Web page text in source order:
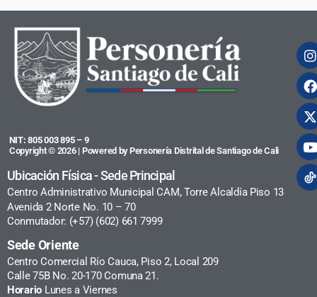
NIT: 805 003 895 – 9
Copyright © 2026 | Powered by Personería Distrital de Santiago de Cali
Ubicación Física - Sede Principal
Centro Administrativo Municipal CAM, Torre Alcaldía Piso 13
Avenida 2 Norte No. 10 – 70
Conmutador: (+57) (602) 661 7999
Sede Oriente
Centro Comercial Río Cauca, Piso 2, Local 209
Calle 75B No. 20-170 Comuna 21.
Horario Lunes a Viernes